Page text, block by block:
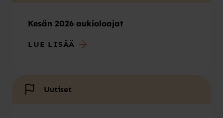
Kesän 2026 aukioloajat
LUE LISÄÄ
Uutiset